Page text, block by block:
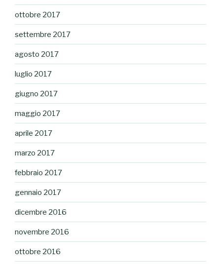
ottobre 2017
settembre 2017
agosto 2017
luglio 2017
giugno 2017
maggio 2017
aprile 2017
marzo 2017
febbraio 2017
gennaio 2017
dicembre 2016
novembre 2016
ottobre 2016